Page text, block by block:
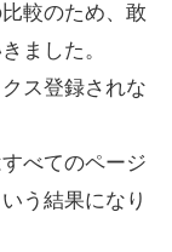
較のため、敢
ました。
ス登録されな
べてのページ
う結果になり